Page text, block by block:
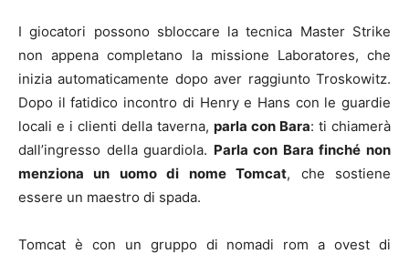
I giocatori possono sbloccare la tecnica Master Strike
non appena completano la missione Laboratores, che
inizia automaticamente dopo aver raggiunto Troskowitz.
Dopo il fatidico incontro di Henry e Hans con le guardie
locali e i clienti della taverna, parla con Bara: ti chiamerà
dall’ingresso della guardiola. Parla con Bara finché non
menziona un uomo di nome Tomcat, che sostiene
essere un maestro di spada.
Tomcat è con un gruppo di nomadi rom a ovest di